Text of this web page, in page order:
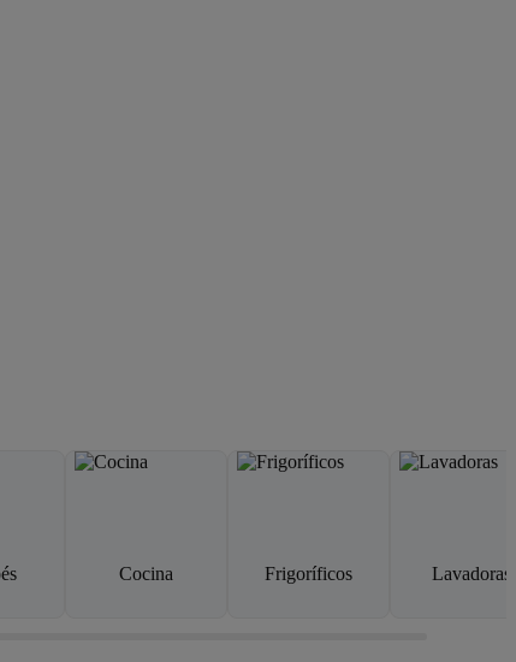
Cocina Frigoríficos Lavadoras